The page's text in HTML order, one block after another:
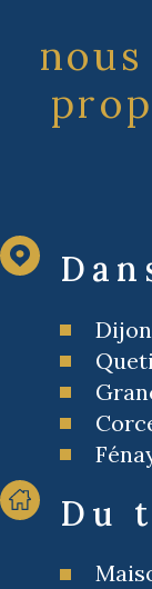
Dijon
Du